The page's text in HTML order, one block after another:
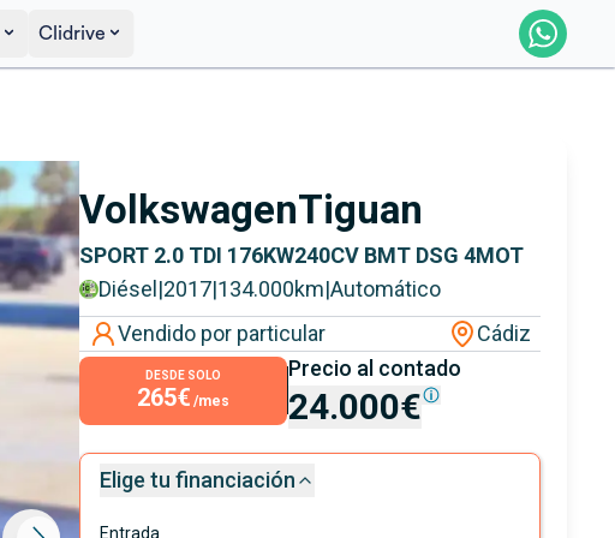
Clidrive
VolkswagenTiguan
SPORT 2.0 TDI 176KW240CV BMT DSG 4MOT
Diésel |2017|134.000km|Automático
Vendido por particular
Cádiz
DESDE SOLO
265€ /mes
Precio al contado
24.000€
Elige tu financiación
Entrada